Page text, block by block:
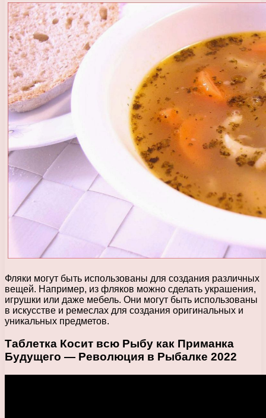
Фляки могут быть использованы для создания различных
вещей. Например, из фляков можно сделать украшения,
игрушки или даже мебель. Они могут быть использованы
в искусстве и ремеслах для создания оригинальных и
уникальных предметов.
Таблетка Косит всю Рыбу как Приманка
Будущего — Революция в Рыбалке 2022